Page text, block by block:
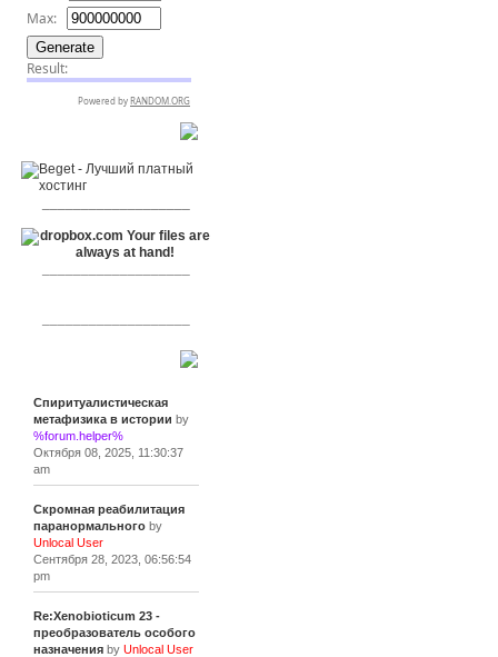
Спиритуалистическая
метафизика в истории by
%forum.helper%
Октября 08, 2025, 11:30:37
am
Скромная реабилитация
паранормальногоby
Unlocal User
Сентября 28, 2023, 06:56:54
pm
Re:Xenobioticum 23 -
преобразователь особого
назначенияby Unlocal User